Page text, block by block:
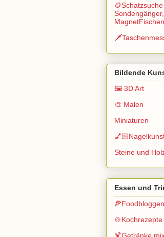
🪙Schatzsuche ,
Sondengänger,
MagnetFischen
Bildende
🖼️ 3D Art
🎨 Malen
Miniaturen
Steine und
Essen und
🍕Foodbloggen
🍲Kochrezepte
🍹Getränke